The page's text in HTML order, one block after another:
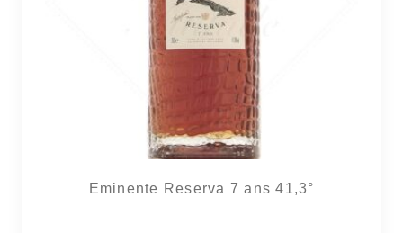
Eminente Reserva 7 ans 41,3°